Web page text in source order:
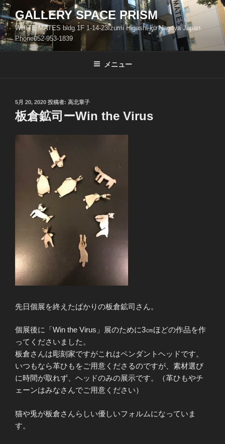
コ
ン
テ
ン
ツ
GALLERY SPACE PRISM
WHITE MATES bldg.1F 1-14-23Izumi Higashi-ku Nagoya Japan
Phone052-953-1839
メニュー
投
稿
日:
5月 20, 2020 投稿者: 高北章子
板倉鉱司ーWin the Virus
先日個展を終えたばかりの板倉鉱司さん。
個展後に「Win the Virus」展のために3㎝ほどの作品を作
ってくださいました。
板倉さんは彫刻家ですがこれはペンダントヘッドです。
いつもなら革ひもをご用意くださるのですが、素材選び
に時間が取れず、ヘッドのみの展示です。（革ひもやチ
ェーンはみなさんでご用意ください）
猫や兎が板倉さんらしい優しいフォルムになっていま
す。